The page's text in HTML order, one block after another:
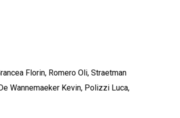
Florin, Romero Oli, Straetman
Wannemaeker Kevin, Polizzi Luca,